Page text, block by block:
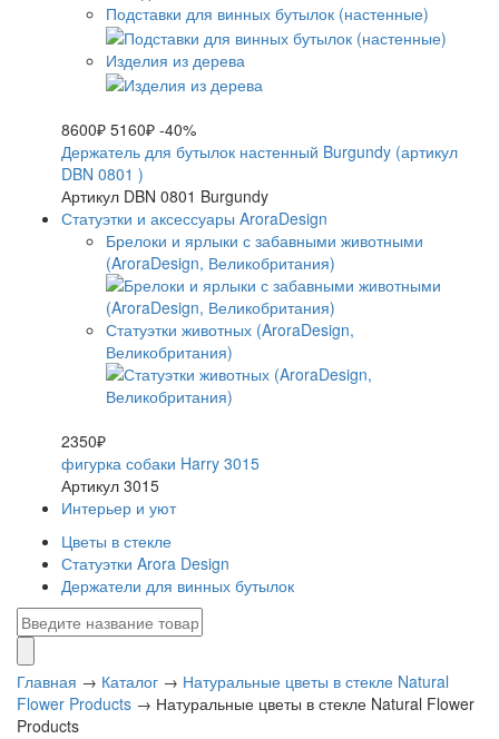
Подставки для винных бутылок (настенные)
Изделия из дерева
8600₽ 5160₽ -40%
Держатель для бутылок настенный Burgundy (артикул
DBN 0801 )
Артикул DBN 0801 Burgundy
Статуэтки и аксессуары AroraDesign
Брелоки и ярлыки с забавными животными
(AroraDesign, Великобритания)
Статуэтки животных (AroraDesign,
Великобритания)
2350₽
фигурка собаки Harry 3015
Артикул 3015
Интерьер и уют
Цветы в стекле
Статуэтки Arora Design
Держатели для винных бутылок
Главная → Каталог → Натуральные цветы в стекле Natural
Flower Products → Натуральные цветы в стекле Natural Flower
Products